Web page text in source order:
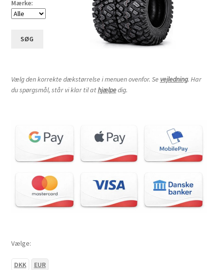
Mærke:
SØG
Vælg den korrekte dækstørrelse i menuen ovenfor. Se vejledning. Har
du spørgsmål, står vi klar til athjælpedig.
Vælge:
DKK EUR